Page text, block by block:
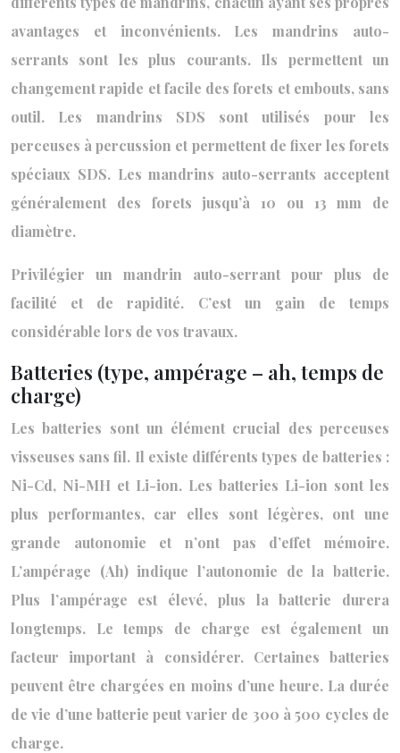
avantages et inconvénients. Les mandrins auto-
serrants sont les plus courants. Ils permettent un
changement rapide et facile des forets et embouts, sans
outil. Les mandrins SDS sont utilisés pour les
perceuses à percussion et permettent de fixer les forets
spéciaux SDS. Les mandrins auto-serrants acceptent
généralement des forets jusqu’à 10 ou 13 mm de
diamètre.
Privilégier un mandrin auto-serrant pour plus de
facilité et de rapidité. C’est un gain de temps
considérable lors de vos travaux.
Batteries (type, ampérage – ah, temps de
charge)
Les batteries sont un élément crucial des perceuses
visseuses sans fil. Il existe différents types de batteries :
Ni-Cd, Ni-MH et Li-ion. Les batteries Li-ion sont les
plus performantes, car elles sont légères, ont une
grande autonomie et n’ont pas d’effet mémoire.
L’ampérage (Ah) indique l’autonomie de la batterie.
Plus l’ampérage est élevé, plus la batterie durera
longtemps. Le temps de charge est également un
facteur important à considérer. Certaines batteries
peuvent être chargées en moins d’une heure. La durée
de vie d’une batterie peut varier de 300 à 500 cycles de
charge.